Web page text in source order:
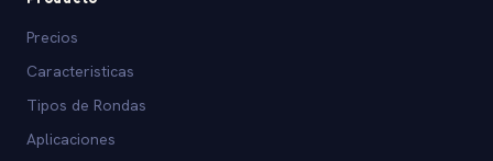
Precios
Caracteristicas
Tipos de Rondas
Aplicaciones